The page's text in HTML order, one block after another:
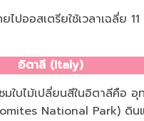
ไปออสเตรียใช้เวลาเฉลี่ย
อิตาลี (Italy)
ใบไม้เปลี่ยนสีในอิตาลีคือ
National Park) ดิน